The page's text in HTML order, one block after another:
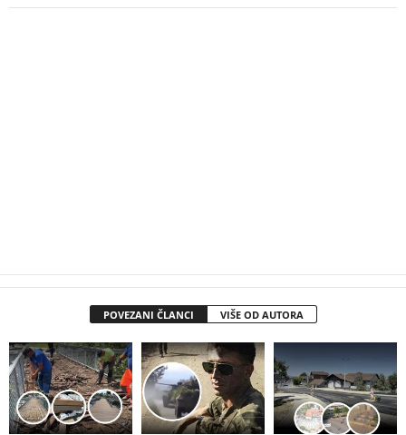
POVEZANI ČLANCI VIŠE OD AUTORA